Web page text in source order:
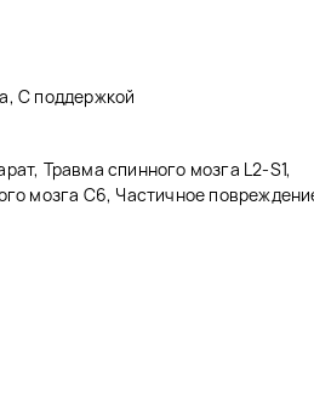
С поддержкой
Травма спинного мозга L2-S1,
мозга C6, Частичное